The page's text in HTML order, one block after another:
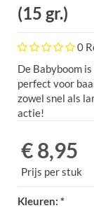
(15 gr.)
0
De Babyboom
perfect voor
zowel snel als
actie!
€ 8,95
Prijs per stuk
Kleuren: *